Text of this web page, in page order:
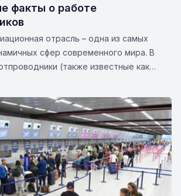
факты о работе
отрасль – одна из самых
сфер современного мира. В
(также известные как
профессионалы — это
просто их кажущиеся улыбки и
Вот несколько интересных фактов о